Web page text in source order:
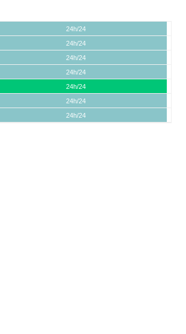
24h/24
24h/24
24h/24
24h/24
24h/24
24h/24
24h/24